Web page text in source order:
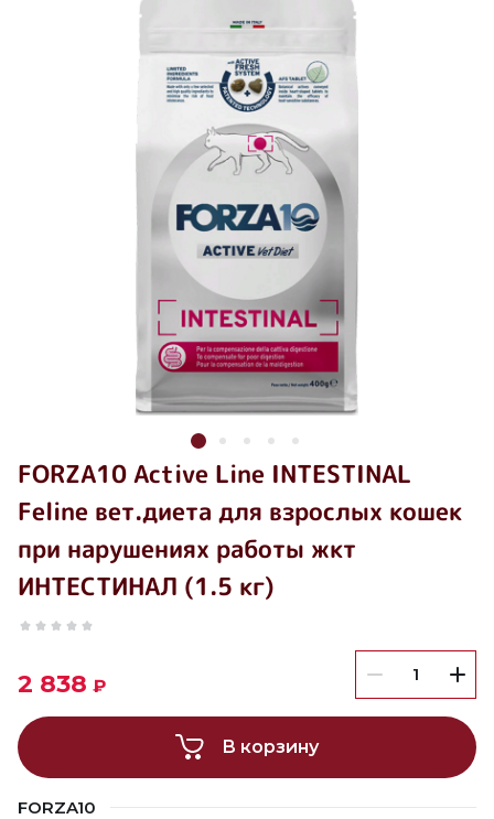
FORZA10 Active Line INTESTINAL
Feline вет.диета для взрослых кошек
при нарушениях работы жкт
ИНТЕСТИНАЛ (1.5 кг)
2 838 ₽
В корзину
FORZA10